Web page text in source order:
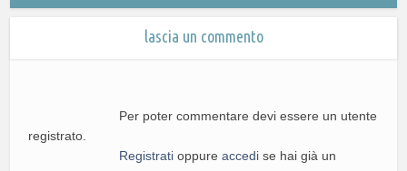
lascia un commento
Per poter commentare devi essere un utente
registrato.
Registrati oppureaccedi se hai già un